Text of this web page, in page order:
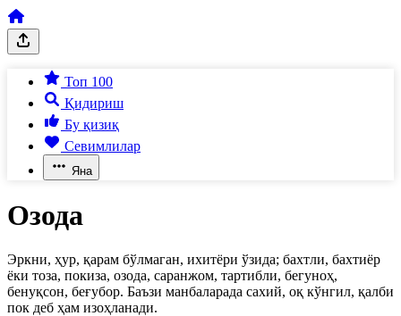
Топ 100
Қидириш
Бу қизиқ
Севимлилар
Яна
Озода
Эркни, ҳур, қарам бўлмаган, ихитёри ўзида; бахтли, бахтиёр
ёки тоза, покиза, озода, саранжом, тартибли, бегуноҳ,
бенуқсон, беғубор. Баъзи манбаларада сахий, оқ кўнгил, қалби
пок деб ҳам изоҳланади.